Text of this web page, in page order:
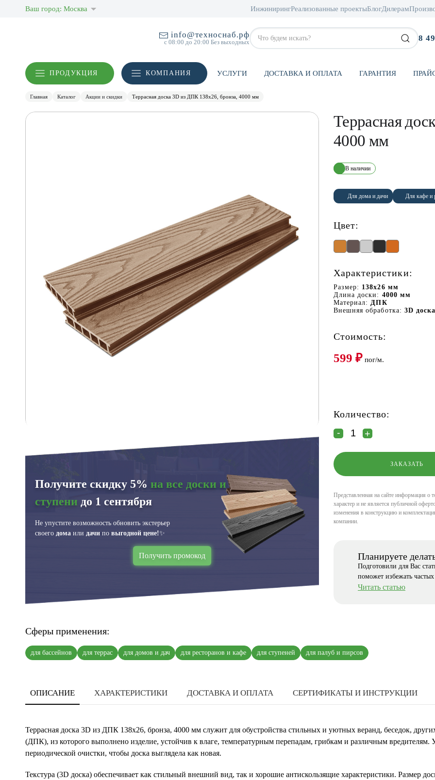
Ваш город: Москва ИнжинирингРеализованные проектыБлогДилерам
info@техноснаб.рф
с 08:00 до 20:00 Без выходных 8
ПРОДУКЦИЯ КОМПАНИЯ УСЛУГИ ДОСТАВКА И ОПЛАТА ГАРАНТИЯ
Главная Каталог Акции и скидки Террасная доска 3D из ДПК 138х26, бронза, 4000 мм
Получите скидку 5% на все доски и
ступени до 1 сентября
Не упустите возможность обновить экстерьер
своего дома или дачи по выгодной цене!✨
Получить промокод
Террасная
4000 мм
В наличии
Для дома и дачи Для кафе и
Цвет:
Характеристики:
Размер: 138x26 мм
Длина доски: 4000 мм
Материал: ДПК
Внешняя обработка: 3D
Стоимость:
599 ₽ пог/м.
Количество:
Представленная на сайте информация о
характер и не является публичной
изменения в конструкцию и
компании.
Планируете
Подготовили для Вас
поможет избежать
Читать статью
Сферы применения:
для бассейнов для террас для домов и дач для ресторанов и кафе для ступеней для палуб и пирсов
ОПИСАНИЕ ХАРАКТЕРИСТИКИ ДОСТАВКА И ОПЛАТА СЕРТИФИКАТЫ И ИНСТРУКЦИИ
Террасная доска 3D из ДПК 138х26, бронза, 4000 мм служит для обустройства стильных и уютных веранд, беседок,
(ДПК), из которого выполнено изделие, устойчив к влаге, температурным перепадам, грибкам и различным вредителям.
периодической очистки, чтобы доска выглядела как новая.
Текстура (3D доска) обеспечивает как стильный внешний вид, так и хорошие антискользящие характеристики. Размер